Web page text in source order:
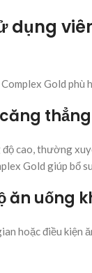
dụng
Gold
cao, thường
Gold giúp bổ
ăn uống
hoặc điều kiện